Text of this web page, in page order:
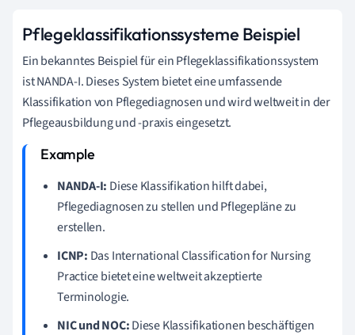
Pflegeklassifikationssysteme Beispiel
Ein bekanntes Beispiel für ein Pflegeklassifikationssystem
ist NANDA-I. Dieses System bietet eine umfassende
Klassifikation von Pflegediagnosen und wird weltweit in der
Pflegeausbildung und -praxis eingesetzt.
NANDA-I: Diese Klassifikation hilft dabei,
Pflegediagnosen zu stellen und Pflegepläne zu
erstellen.
ICNP: Das International Classification for Nursing
Practice bietet eine weltweit akzeptierte
Terminologie.
NIC und NOC:Diese Klassifikationen beschäftigen